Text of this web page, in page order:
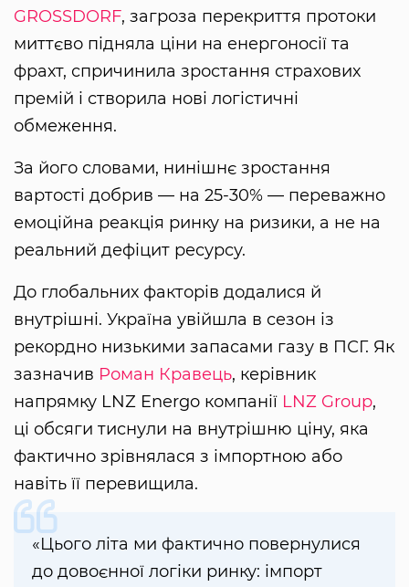
GROSSDORF, загроза перекриття протоки
миттєво підняла ціни на енергоносії та
фрахт, спричинила зростання страхових
премій і створила нові логістичні
обмеження.
За його словами, нинішнє зростання
вартості добрив — на 25-30% — переважно
емоційна реакція ринку на ризики, а не на
реальний дефіцит ресурсу.
До глобальних факторів додалися й
внутрішні. Україна увійшла в сезон із
рекордно низькими запасами газу в ПСГ. Як
зазначив Роман Кравець, керівник
напрямку LNZ Energo компанії LNZ Group,
ці обсяги тиснули на внутрішню ціну, яка
фактично зрівнялася з імпортною або
навіть її перевищила.
«Цього літа ми фактично повернулися
до довоєнної логіки ринку: імпорт